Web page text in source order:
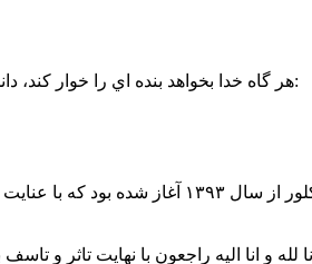
هر گاه خدا بخواهد بنده اي را خوار كند،حضرت علی (ع):